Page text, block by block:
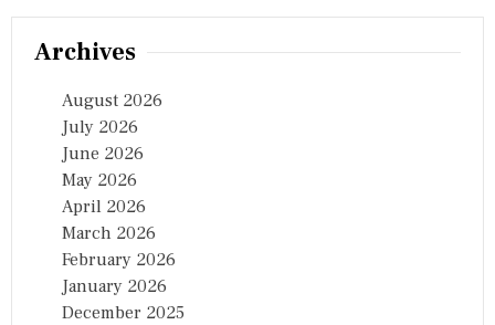
Archives
August 2026
July 2026
June 2026
May 2026
April 2026
March 2026
February 2026
January 2026
December 2025